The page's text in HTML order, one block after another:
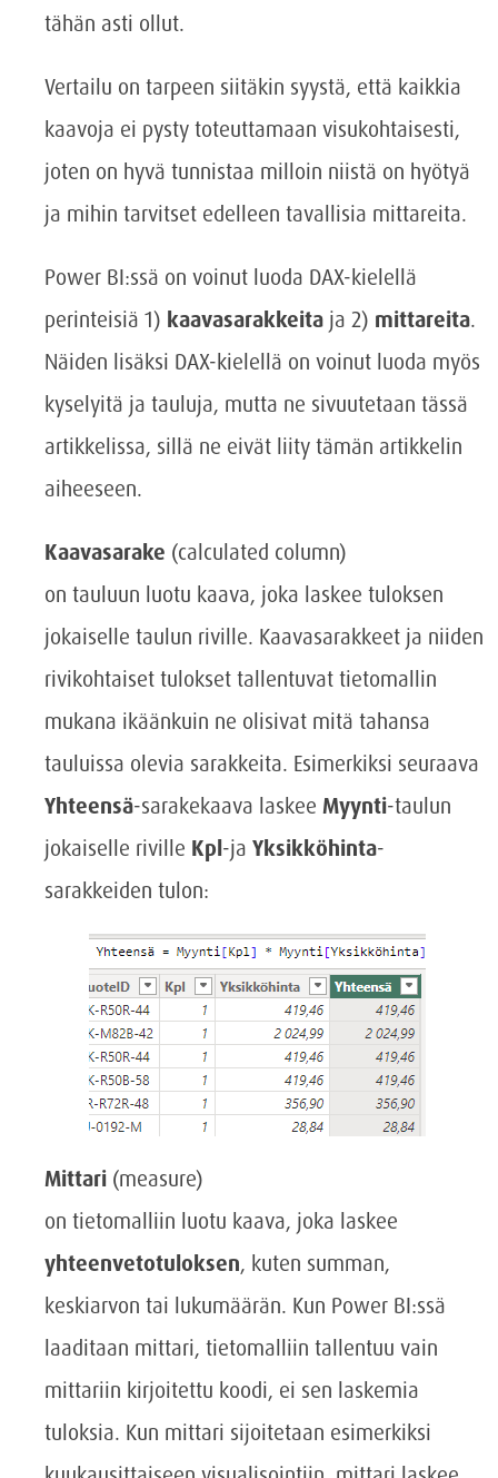
tähän asti ollut.
Vertailu on tarpeen siitäkin syystä, että kaikkia
kaavoja ei pysty toteuttamaan visukohtaisesti,
joten on hyvä tunnistaa milloin niistä on hyötyä
ja mihin tarvitset edelleen tavallisia mittareita.
Power BI:ssä on voinut luoda DAX-kielellä
perinteisiä 1) kaavasarakkeita ja 2) mittareita.
Näiden lisäksi DAX-kielellä on voinut luoda myös
kyselyitä ja tauluja, mutta ne sivuutetaan tässä
artikkelissa, sillä ne eivät liity tämän artikkelin
aiheeseen.
Kaavasarake (calculated column)
on tauluun luotu kaava, joka laskee tuloksen
jokaiselle taulun riville. Kaavasarakkeet ja niiden
rivikohtaiset tulokset tallentuvat tietomallin
mukana ikäänkuin ne olisivat mitä tahansa
tauluissa olevia sarakkeita. Esimerkiksi seuraava
Yhteensä-sarakekaava laskee Myynti-taulun
jokaiselle riville Kpl-ja Yksikköhinta-
sarakkeiden tulon:
Mittari (measure)
on tietomalliin luotu kaava, joka laskee
yhteenvetotuloksen, kuten summan,
keskiarvon tai lukumäärän. Kun Power BI:ssä
laaditaan mittari, tietomalliin tallentuu vain
mittariin kirjoitettu koodi, ei sen laskemia
tuloksia. Kun mittari sijoitetaan esimerkiksi